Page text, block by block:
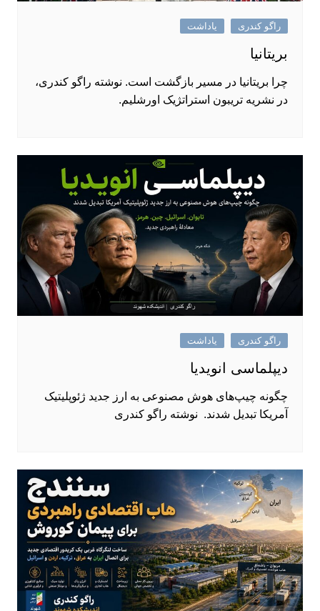
راگو کندری یاداشت
بریتانیا
چرا بریتانیا در مسیر بازگشت است. نوشته راگو کندری،
در نشریه تریبون استراتژیک اورشلیم.
راگو کندری یاداشت
دیپلماسی انویدیا
چگونه چیپ‌های هوش مصنوعی به ارز جدید ژئوپلیتیک
آمریکا تبدیل شدند. نوشته راگو کندری